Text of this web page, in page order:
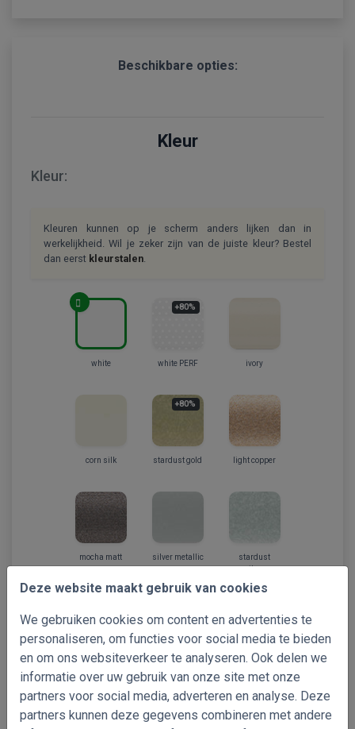
Deze website maakt gebruik van cookies
We gebruiken cookies om content en advertenties te
personaliseren, om functies voor social media te bieden
en om ons websiteverkeer te analyseren. Ook delen we
informatie over uw gebruik van onze site met onze
partners voor social media, adverteren en analyse. Deze
partners kunnen deze gegevens combineren met andere
Beschikbare opties:
Kleur
Kleuren kunnen op je scherm anders lijken dan in
werkelijkheid. Wil je zeker zijn van de juiste kleur? Bestel
dan eerst kleurstalen.
white
+80%
white PERF ivory
corn silk
+80%
stardust gold light copper
mocha matt silver metallic
stardust
silver
PERF
Kleur: